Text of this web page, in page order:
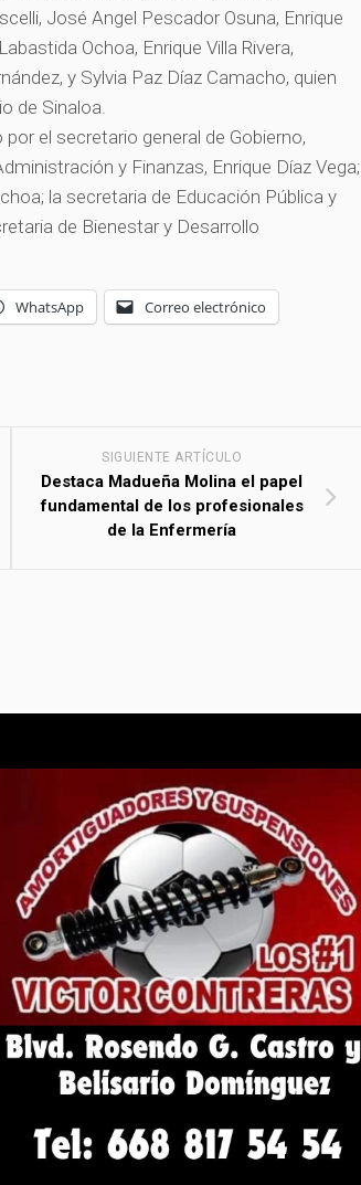
José Angel Pescador Osuna, Enrique
Ochoa, Enrique Villa Rivera,
y Sylvia Paz Díaz Camacho, quien
de Sinaloa.
el secretario general de Gobierno,
y Finanzas, Enrique Díaz Vega;
la secretaria de Educación Pública y
de Bienestar y Desarrollo
WhatsApp Correo electrónico
SIGUIENTE ARTÍCULO
Destaca Madueña Molina el papel
fundamental de los profesionales
de la Enfermería